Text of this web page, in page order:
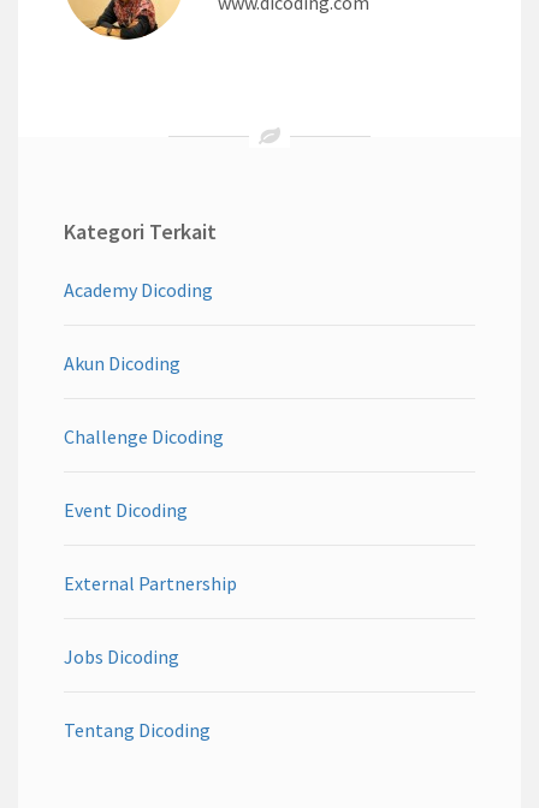
Kategori Terkait
Academy Dicoding
Akun Dicoding
Challenge Dicoding
Event Dicoding
External Partnership
Jobs Dicoding
Tentang Dicoding